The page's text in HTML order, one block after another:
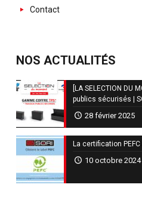
Contact
NOS ACTUALITÉS
[LA SELECTION DU
publics sécurisés |
28 février 2025
La certification
10 octobre 2024